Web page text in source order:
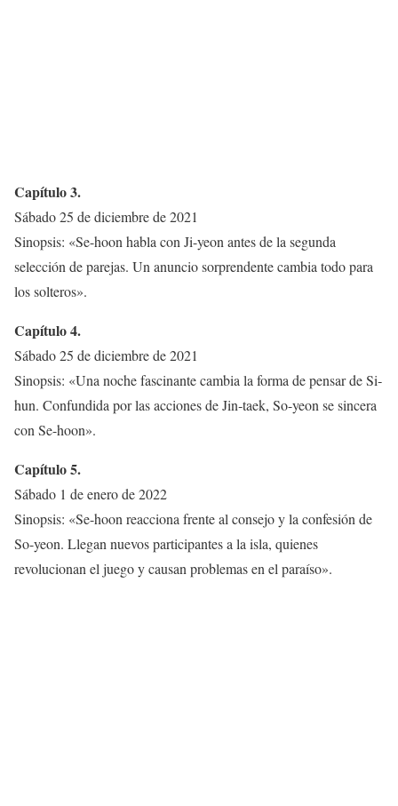
Capítulo 3.
Sábado 25 de diciembre de 2021
Sinopsis: «Se-hoon habla con Ji-yeon antes de la segunda
selección de parejas. Un anuncio sorprendente cambia todo para
los solteros».
Capítulo 4.
Sábado 25 de diciembre de 2021
Sinopsis: «Una noche fascinante cambia la forma de pensar de Si‐
hun. Confundida por las acciones de Jin‐taek, So-yeon se sincera
con Se-hoon».
Capítulo 5.
Sábado 1 de enero de 2022
Sinopsis: «Se-hoon reacciona frente al consejo y la confesión de
So-yeon. Llegan nuevos participantes a la isla, quienes
revolucionan el juego y causan problemas en el paraíso».